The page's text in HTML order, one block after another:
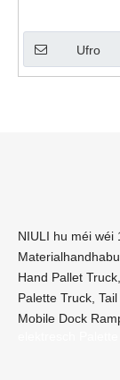
Ufro
NIULI hu méi wéi
Hand Pallet
Palette Truck,
Mobile Dock